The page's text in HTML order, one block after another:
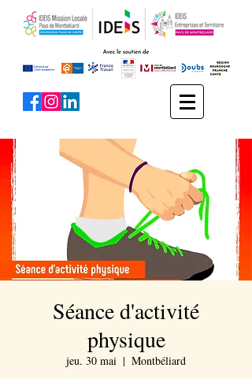
Séance d'activité
physique
jeu. 30 mai
  |
Montbéliard